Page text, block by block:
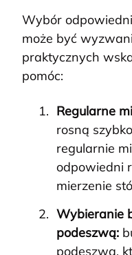
Wybór
może być
praktycznych
pomóc:
Regularne
rosną
regularnie
odpowiedni
mierzenie
Wybieranie
podeszwą:
podeszwą,